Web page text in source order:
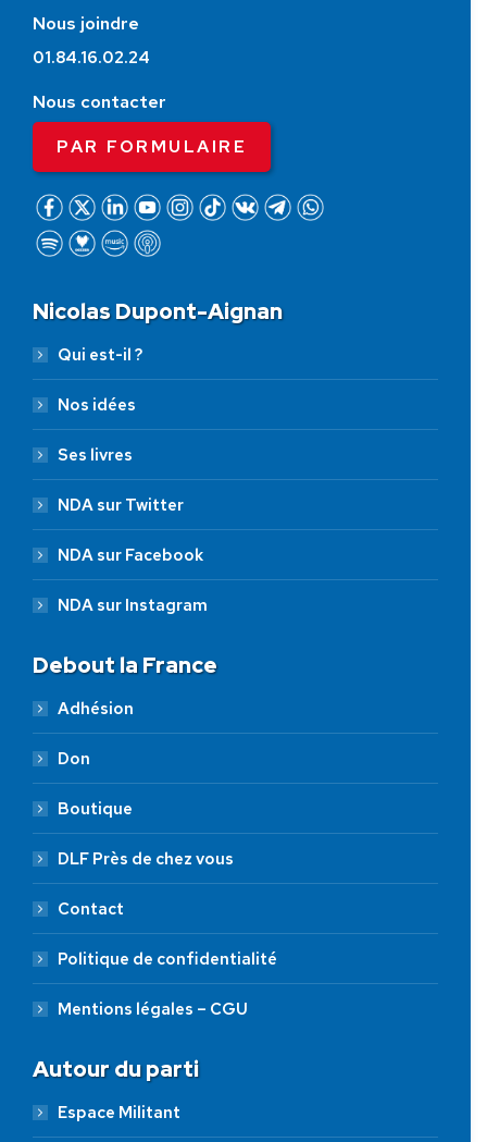
Nous joindre
01.84.16.02.24
Nous contacter
PAR FORMULAIRE
Nicolas Dupont-Aignan
Qui est-il ?
Nos idées
Ses livres
NDA sur Twitter
NDA sur Facebook
NDA sur Instagram
Debout la France
Adhésion
Don
Boutique
DLF Près de chez vous
Contact
Politique de confidentialité
Mentions légales – CGU
Autour du parti
Espace Militant